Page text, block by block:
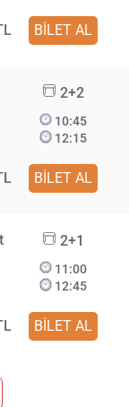
BİLET AL
2+2
10:45
12:15
BİLET AL
2+1
11:00
12:45
BİLET AL